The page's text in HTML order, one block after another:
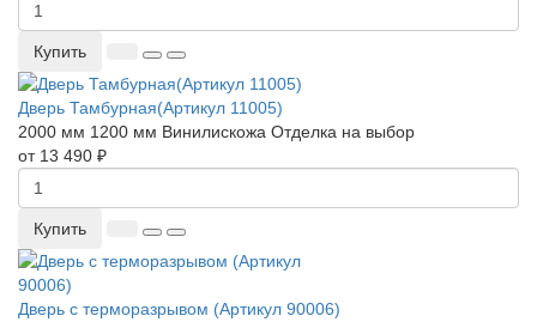
Купить
Дверь Тамбурная(Артикул 11005)
2000 мм 1200 мм Винилискожа Отделка на выбор
от 13 490 ₽
Купить
Дверь с терморазрывом (Артикул 90006)